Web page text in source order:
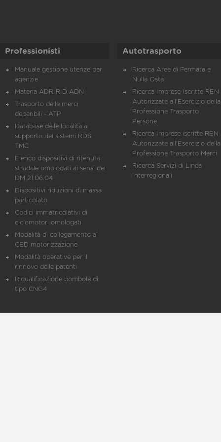
Professionisti
Manuale gestione utenze per
agenzie
Materia ADR-RID-ADN
Trasporto delle merci
deperibili - ATP
Database delle località a
supporto dei sistemi RDS
TMC
Elenco dispositivi di ritenuta
stradale omologati ai sensi del
DM 21.06.04
Dispositivi riduzioni di massa
particolato
Codici immatricolativi di
ciclomotori omologati
Modalità di collegamento al
CED motorizzazione
Modalità operative per il
rinnovo delle patenti
Riqualificazione bombole di
tipo CNG4
Autotrasporto
Ricerca Aree di Fermata e
Nulla Osta
Ricerca Imprese Iscritte REN
Autorizzate all'Esercizio della
Professione Trasporto
Persone
Ricerca Imprese iscritte REN
Autorizzate all'Esercizio della
Professione Trasporto Merci
Ricerca Servizi di Linea
Interregionali